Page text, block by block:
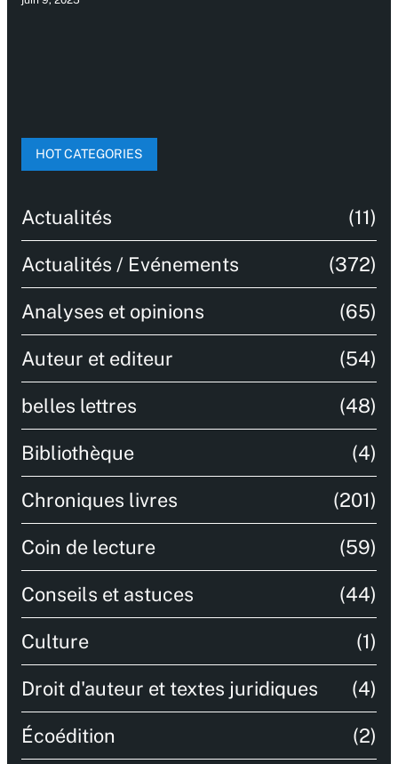
HOT CATEGORIES
Actualités (11)
Actualités / Evénements (372)
Analyses et opinions (65)
Auteur et editeur (54)
belles lettres (48)
Bibliothèque (4)
Chroniques livres (201)
Coin de lecture (59)
Conseils et astuces (44)
Culture (1)
Droit d'auteur et textes juridiques (4)
Écoédition (2)